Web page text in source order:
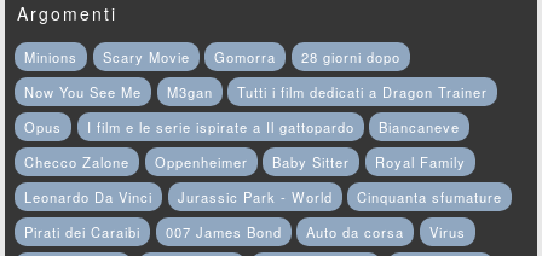
Argomenti
Minions Scary Movie Gomorra
28 giorni dopo
Now You See Me
M3gan
Tutti i film dedicati a Dragon Trainer
Opus
I film e le serie ispirate a Il gattopardo
Biancaneve
Checco Zalone
Oppenheimer Baby Sitter
Royal Family
Leonardo Da Vinci
Jurassic Park - World
Cinquanta sfumature
Pirati dei Caraibi
007 James Bond Auto da corsa
Virus